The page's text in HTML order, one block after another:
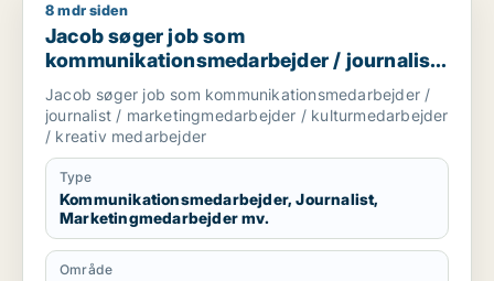
Jacob søger job som kommunikationsmedarbejder /
8 mdr siden
Jacob søger job som
kommunikationsmedarbejder / journalist
/ marketingmedarbejder /
kulturmedarbejder / kreativ medarbejder
Jacob søger job som kommunikationsmedarbejder /
journalist / marketingmedarbejder / kulturmedarbejder
/ kreativ medarbejder
Type
Kommunikationsmedarbejder, Journalist,
Marketingmedarbejder mv.
Område